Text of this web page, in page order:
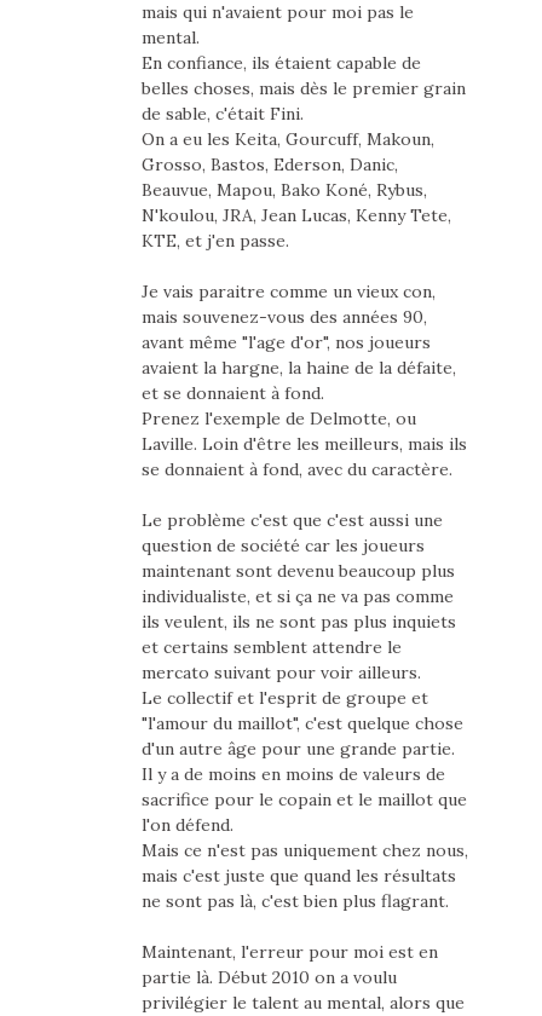
mais qui n'avaient pour moi pas le
mental.
En confiance, ils étaient capable de
belles choses, mais dès le premier grain
de sable, c'était Fini.
On a eu les Keita, Gourcuff, Makoun,
Grosso, Bastos, Ederson, Danic,
Beauvue, Mapou, Bako Koné, Rybus,
N'koulou, JRA, Jean Lucas, Kenny Tete,
KTE, et j'en passe.
Je vais paraitre comme un vieux con,
mais souvenez-vous des années 90,
avant même "l'age d'or", nos joueurs
avaient la hargne, la haine de la défaite,
et se donnaient à fond.
Prenez l'exemple de Delmotte, ou
Laville. Loin d'être les meilleurs, mais ils
se donnaient à fond, avec du caractère.
Le problème c'est que c'est aussi une
question de société car les joueurs
maintenant sont devenu beaucoup plus
individualiste, et si ça ne va pas comme
ils veulent, ils ne sont pas plus inquiets
et certains semblent attendre le
mercato suivant pour voir ailleurs.
Le collectif et l'esprit de groupe et
"l'amour du maillot", c'est quelque chose
d'un autre âge pour une grande partie.
Il y a de moins en moins de valeurs de
sacrifice pour le copain et le maillot que
l'on défend.
Mais ce n'est pas uniquement chez nous,
mais c'est juste que quand les résultats
ne sont pas là, c'est bien plus flagrant.
Maintenant, l'erreur pour moi est en
partie là. Début 2010 on a voulu
privilégier le talent au mental, alors que